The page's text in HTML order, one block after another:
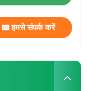
हमसे संपर्क करें